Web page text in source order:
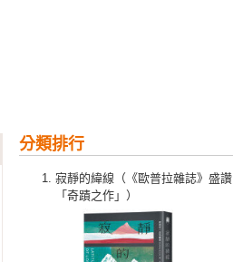
分類排行
寂靜的緯線（《歐普拉雜誌》盛讚
「奇蹟之作」）